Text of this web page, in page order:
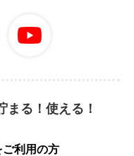
まる！使える！
ご利用の方